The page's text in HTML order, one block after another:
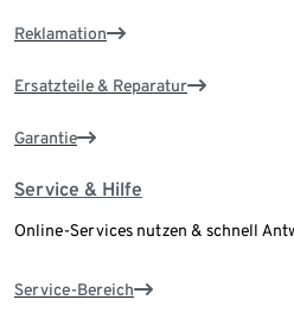
Reklamation
Ersatzteile & Reparatur
Garantie
Service & Hilfe
Online-Services nutzen & schnell
Service-Bereich